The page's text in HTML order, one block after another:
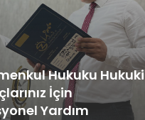
Hukuku Hukuki
İçin
Yardım